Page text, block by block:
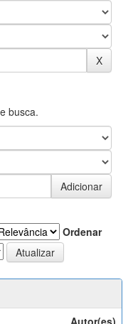
busca.
Ordenar
Autor(es)